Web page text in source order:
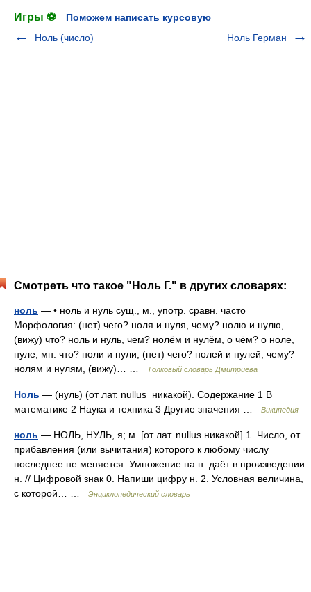
Игры ⚽
Поможем написать курсовую
Ноль (число)
Ноль Герман
Смотреть что такое "Ноль Г." в других словарях:
ноль — • ноль и нуль сущ., м., употр. сравн. часто
Морфология: (нет) чего? ноля и нуля, чему? нолю и нулю,
(вижу) что? ноль и нуль, чем? нолём и нулём, о чём? о ноле,
нуле; мн. что? ноли и нули, (нет) чего? нолей и нулей, чему?
нолям и нулям, (вижу)… …
Толковый словарь Дмитриева
Ноль — (нуль) (от лат. nullus никакой). Содержание 1 В
математике 2 Наука и техника 3 Другие значения …
Википедия
ноль — НОЛЬ, НУЛЬ, я; м. [от лат. nullus никакой] 1. Число, от
прибавления (или вычитания) которого к любому числу
последнее не меняется. Умножение на н. даёт в произведении
н. // Цифровой знак 0. Напиши цифру н. 2. Условная величина,
с которой… …
Энциклопедический словарь